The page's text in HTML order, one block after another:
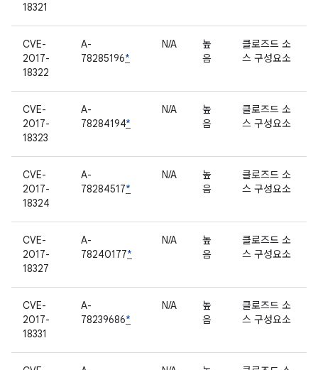
18321
CVE-
2017-
18322
A-
78285196*
N/A
높
음
클로즈드 소
스 구성요소
CVE-
2017-
18323
A-
78284194*
N/A
높
음
클로즈드 소
스 구성요소
CVE-
2017-
18324
A-
78284517*
N/A
높
음
클로즈드 소
스 구성요소
CVE-
2017-
18327
A-
78240177*
N/A
높
음
클로즈드 소
스 구성요소
CVE-
2017-
18331
A-
78239686*
N/A
높
음
클로즈드 소
스 구성요소